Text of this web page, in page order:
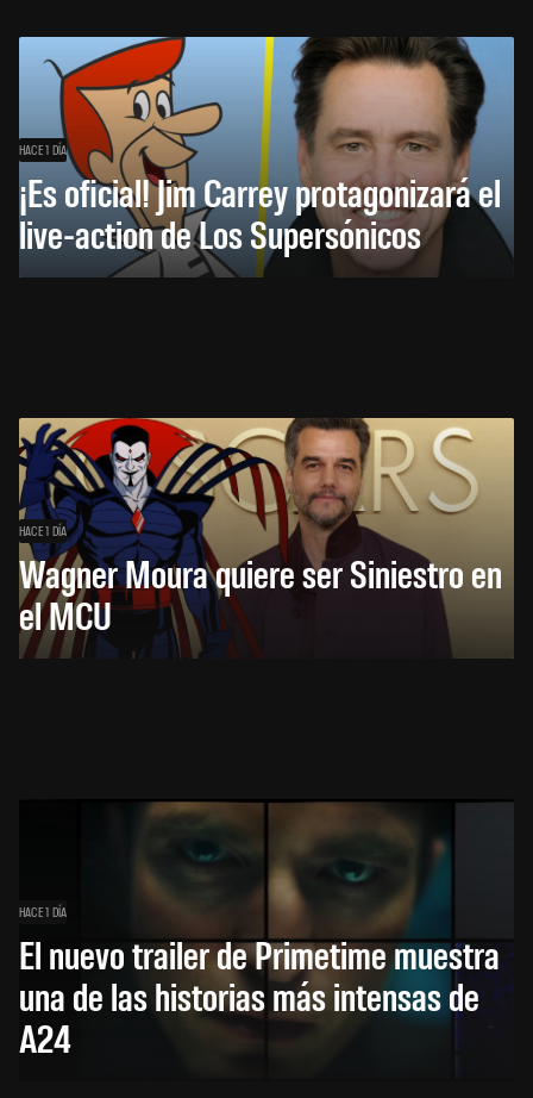
HACE 1 DÍA
¡Es oficial! Jim Carrey protagonizará el
live-action de Los Supersónicos
HACE 1 DÍA
Wagner Moura quiere ser Siniestro en
el MCU
HACE 1 DÍA
El nuevo trailer de Primetime muestra
una de las historias más intensas de
A24